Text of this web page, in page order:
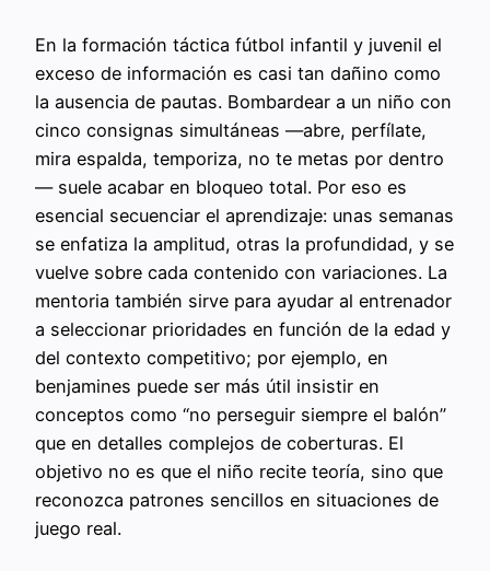
En la formación táctica fútbol infantil y juvenil el
exceso de información es casi tan dañino como
la ausencia de pautas. Bombardear a un niño con
cinco consignas simultáneas —abre, perfílate,
mira espalda, temporiza, no te metas por dentro
— suele acabar en bloqueo total. Por eso es
esencial secuenciar el aprendizaje: unas semanas
se enfatiza la amplitud, otras la profundidad, y se
vuelve sobre cada contenido con variaciones. La
mentoria también sirve para ayudar al entrenador
a seleccionar prioridades en función de la edad y
del contexto competitivo; por ejemplo, en
benjamines puede ser más útil insistir en
conceptos como “no perseguir siempre el balón”
que en detalles complejos de coberturas. El
objetivo no es que el niño recite teoría, sino que
reconozca patrones sencillos en situaciones de
juego real.